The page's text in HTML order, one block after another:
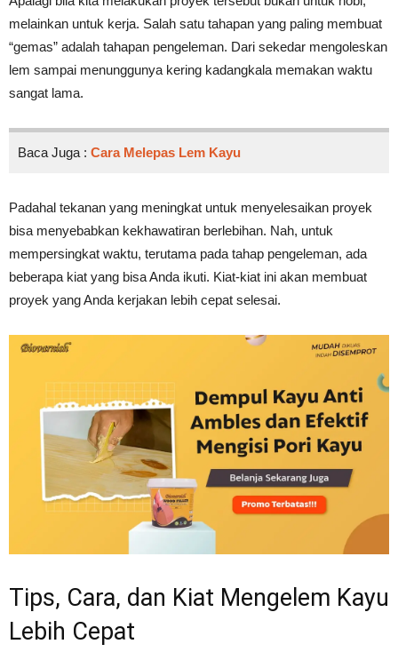
melainkan untuk kerja. Salah satu tahapan yang paling membuat
“gemas” adalah tahapan pengeleman. Dari sekedar mengoleskan
lem sampai menunggunya kering kadangkala memakan waktu
sangat lama.
Baca Juga : Cara Melepas Lem Kayu
Padahal tekanan yang meningkat untuk menyelesaikan proyek
bisa menyebabkan kekhawatiran berlebihan. Nah, untuk
mempersingkat waktu, terutama pada tahap pengeleman, ada
beberapa kiat yang bisa Anda ikuti. Kiat-kiat ini akan membuat
proyek yang Anda kerjakan lebih cepat selesai.
Tips, Cara, dan Kiat Mengelem Kayu
Lebih Cepat